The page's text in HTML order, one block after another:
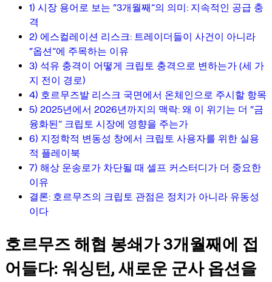
1) 시장 용어로 보는 “3개월째”의 의미: 지속적인 공급 충
격
2) 에스컬레이션 리스크: 트레이더들이 사건이 아니라
“옵션”에 주목하는 이유
3) 석유 충격이 어떻게 크립토 충격으로 변하는가 (세 가
지 전이 경로)
4) 호르무즈발 리스크 국면에서 온체인으로 주시할 항목
5) 2025년에서 2026년까지의 맥락: 왜 이 위기는 더 “금
융화된” 크립토 시장에 영향을 주는가
6) 지정학적 변동성 창에서 크립토 사용자를 위한 실용
적 플레이북
7) 해상 운송로가 차단될 때 셀프 커스터디가 더 중요한
이유
결론: 호르무즈의 크립토 관점은 정치가 아니라 유동성
이다
호르무즈 해협 봉쇄가 3개월째에 접
어들다: 워싱턴, 새로운 군사 옵션을